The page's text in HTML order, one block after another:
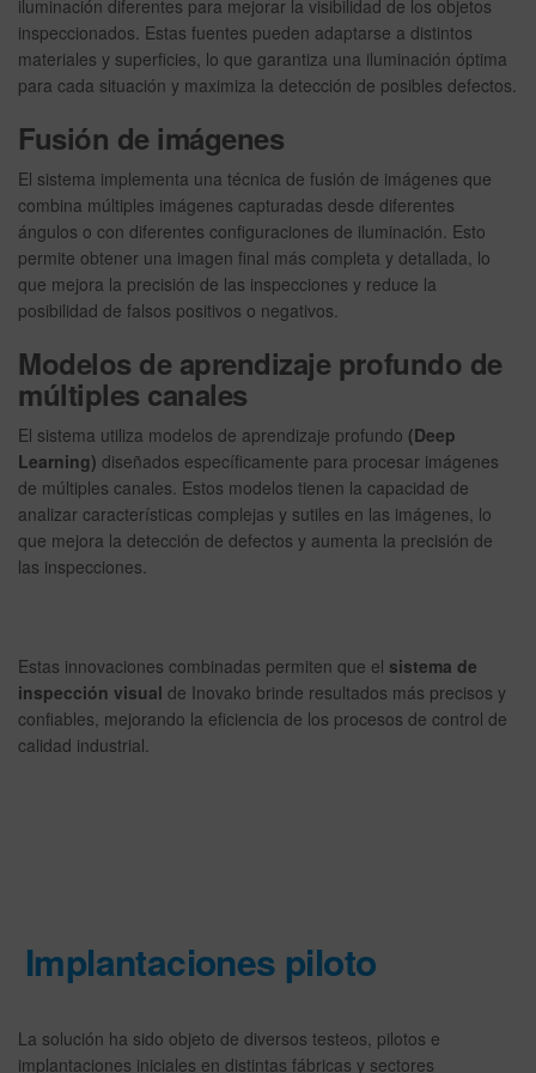
iluminación diferentes para mejorar la visibilidad de los objetos
inspeccionados. Estas fuentes pueden adaptarse a distintos
materiales y superficies, lo que garantiza una iluminación óptima
para cada situación y maximiza la detección de posibles defectos.
Fusión de imágenes
El sistema implementa una técnica de fusión de imágenes que
combina múltiples imágenes capturadas desde diferentes
ángulos o con diferentes configuraciones de iluminación. Esto
permite obtener una imagen final más completa y detallada, lo
que mejora la precisión de las inspecciones y reduce la
posibilidad de falsos positivos o negativos.
Modelos de aprendizaje profundo de
múltiples canales
El sistema utiliza modelos de aprendizaje profundo (Deep
Learning) diseñados específicamente para procesar imágenes
de múltiples canales. Estos modelos tienen la capacidad de
analizar características complejas y sutiles en las imágenes, lo
que mejora la detección de defectos y aumenta la precisión de
las inspecciones.
Estas innovaciones combinadas permiten que el sistema de
inspección visual de Inovako brinde resultados más precisos y
confiables, mejorando la eficiencia de los procesos de control de
calidad industrial.
Implantaciones piloto
La solución ha sido objeto de diversos testeos, pilotos e
implantaciones iniciales en distintas fábricas y sectores